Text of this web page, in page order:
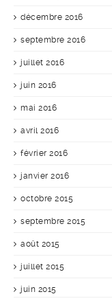
décembre 2016
septembre 2016
juillet 2016
juin 2016
mai 2016
avril 2016
février 2016
janvier 2016
octobre 2015
septembre 2015
août 2015
juillet 2015
juin 2015